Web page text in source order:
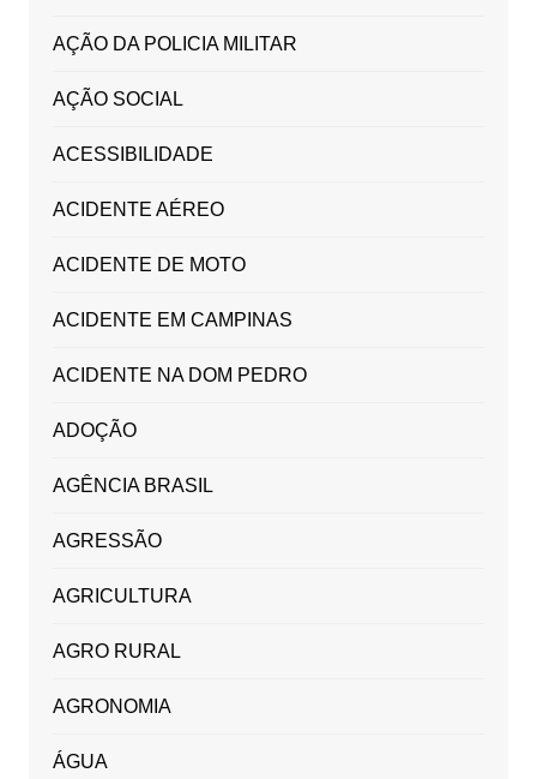
AÇÃO DA POLICIA MILITAR
AÇÃO SOCIAL
ACESSIBILIDADE
ACIDENTE AÉREO
ACIDENTE DE MOTO
ACIDENTE EM CAMPINAS
ACIDENTE NA DOM PEDRO
ADOÇÃO
AGÊNCIA BRASIL
AGRESSÃO
AGRICULTURA
AGRO RURAL
AGRONOMIA
ÁGUA